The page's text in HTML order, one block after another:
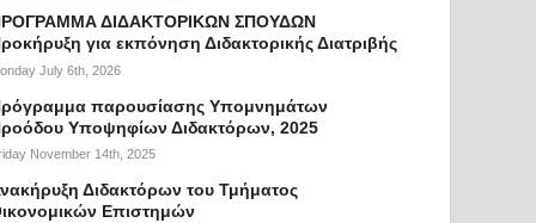
ΔΙΔΑΚΤΟΡΙΚΩΝ ΣΠΟΥΔΩΝ
για εκπόνηση Διδακτορικής Διατριβής
July 6th, 2026
παρουσίασης Υπομνημάτων
Υποψηφίων Διδακτόρων, 2025
November 14th, 2025
Διδακτόρων του Τμήματος
Επιστημών